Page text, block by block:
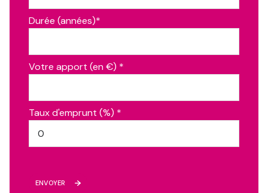
Durée (années)*
Votre apport (en €) *
Taux d'emprunt (%) *
ENVOYER